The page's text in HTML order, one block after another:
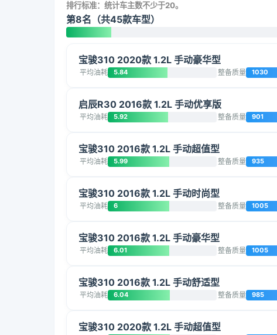
排行标准：统计车主数不少于20。
第8名（共45款车型）
宝骏310 2020款 1.2L 手动豪华型
平均油耗 5.84 整备质量 1030
启辰R30 2016款 1.2L 手动优享版
平均油耗 5.92 整备质量 901
宝骏310 2016款 1.2L 手动超值型
平均油耗 5.99 整备质量 935
宝骏310 2016款 1.2L 手动时尚型
平均油耗 6 整备质量 1005
宝骏310 2016款 1.2L 手动豪华型
平均油耗 6.01 整备质量 1005
宝骏310 2016款 1.2L 手动舒适型
平均油耗 6.04 整备质量 985
宝骏310 2020款 1.2L 手动超值型